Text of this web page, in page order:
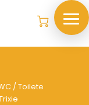
/ Toilete